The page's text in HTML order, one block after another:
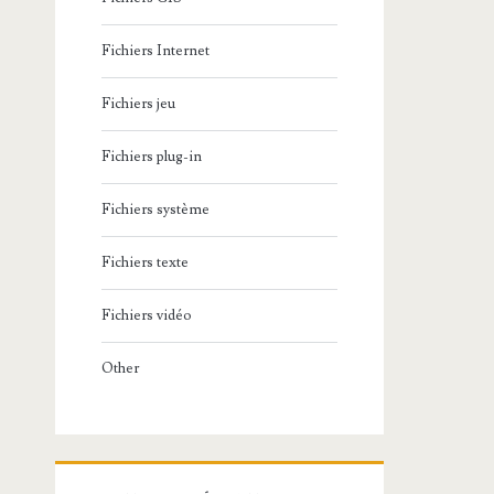
Fichiers Internet
Fichiers jeu
Fichiers plug-in
Fichiers système
Fichiers texte
Fichiers vidéo
Other